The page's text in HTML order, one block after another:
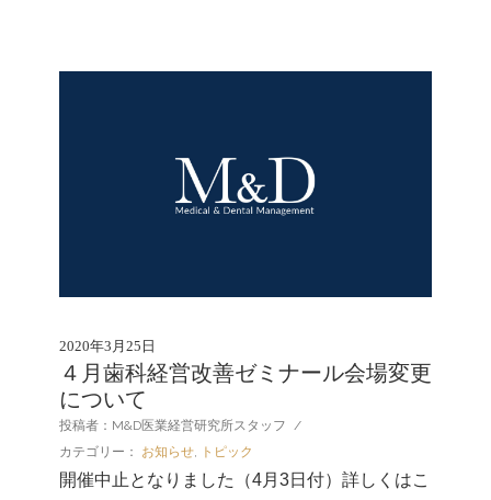
2020年3月25日
４月歯科経営改善ゼミナール会場変更
について
投稿者：M&D医業経営研究所スタッフ
/
カテゴリー：
お知らせ トピック
開催中止となりました（4月3日付）詳しくはこ